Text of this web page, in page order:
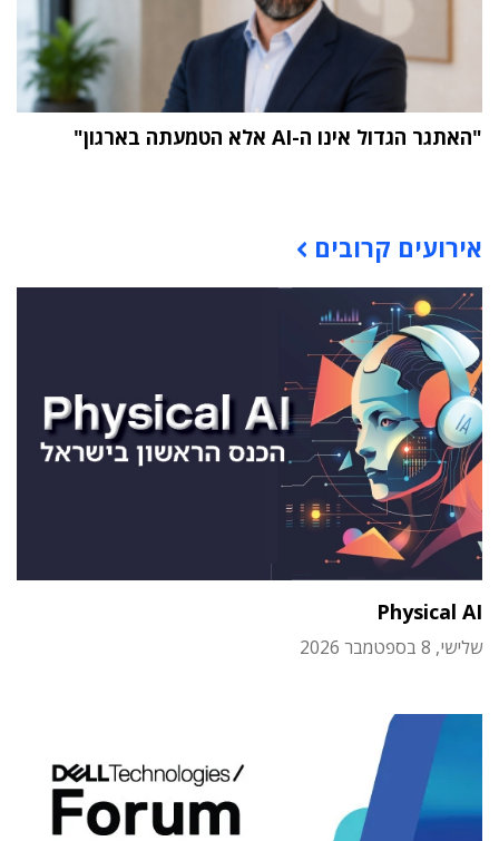
"האתגר הגדול אינו ה-AI אלא הטמעתה בארגון"
אירועים קרובים
Physical AI
שלישי, 8 בספטמבר 2026